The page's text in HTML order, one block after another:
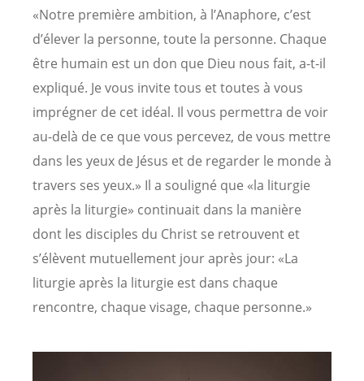
«Notre première ambition, à l’Anaphore, c’est
d’élever la personne, toute la personne. Chaque
être humain est un don que Dieu nous fait, a-t-il
expliqué. Je vous invite tous et toutes à vous
imprégner de cet idéal. Il vous permettra de voir
au-delà de ce que vous percevez, de vous mettre
dans les yeux de Jésus et de regarder le monde à
travers ses yeux.» Il a souligné que «la liturgie
après la liturgie» continuait dans la manière
dont les disciples du Christ se retrouvent et
s’élèvent mutuellement jour après jour: «La
liturgie après la liturgie est dans chaque
rencontre, chaque visage, chaque personne.»